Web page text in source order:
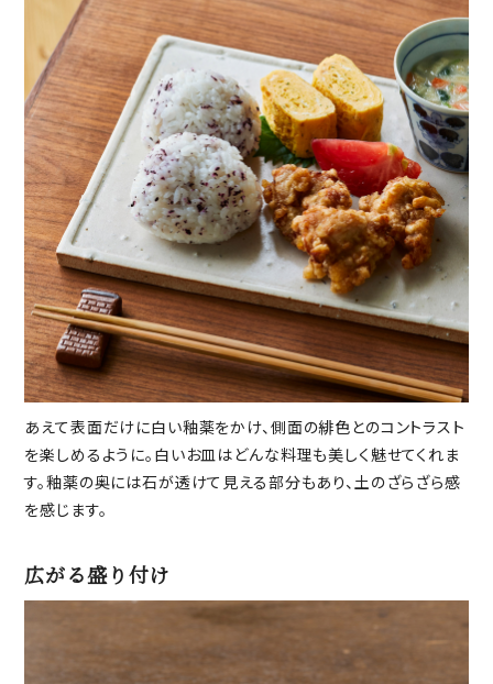
あえて表面だけに白い釉薬をかけ、側面の緋色とのコントラスト
を楽しめるように。白いお皿はどんな料理も美しく魅せてくれま
す。釉薬の奥には石が透けて見える部分もあり、土のざらざら感
を感じます。
広がる盛り付け